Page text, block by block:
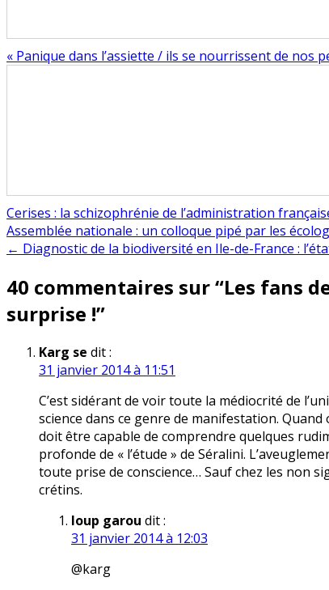
« Panique dans l’assiette / ils se nourrissent de nos
Cerises : la schizophrénie de l’administration
Navigation
de
l’article
Assemblée nationale : un colloque pipé par les
← Diagnostic de la biodiversité en Ile-de-France :
40 commentaires sur “Les fans
surprise !”
Karg se dit :
31 janvier 2014 à 11:51
C’est sidérant de voir toute la médiocrité de
science dans ce genre de manifestation.
doit être capable de comprendre quelques
profonde de « l’étude » de Séralini.
toute prise de conscience… Sauf chez les non
crétins.
loup garou dit :
31 janvier 2014 à 12:03
@karg